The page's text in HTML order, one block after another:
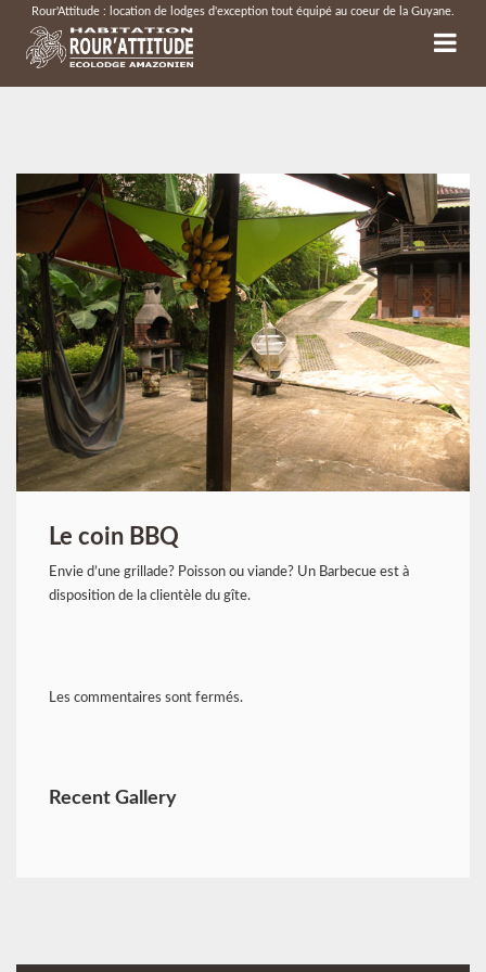
Rour'Attitude : location de lodges d'exception tout équipé au coeur de la Guyane.
Le coin BBQ
Envie d’une grillade? Poisson ou viande? Un Barbecue est à
disposition de la clientèle du gîte.
Les commentaires sont fermés.
Recent Gallery